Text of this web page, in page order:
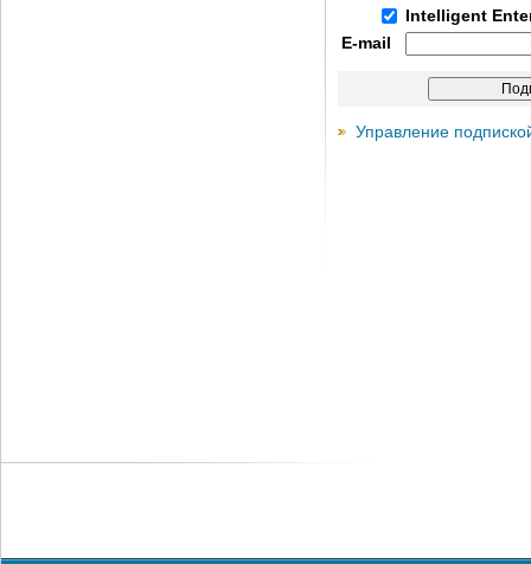
Intelligent
E-mail
Управление